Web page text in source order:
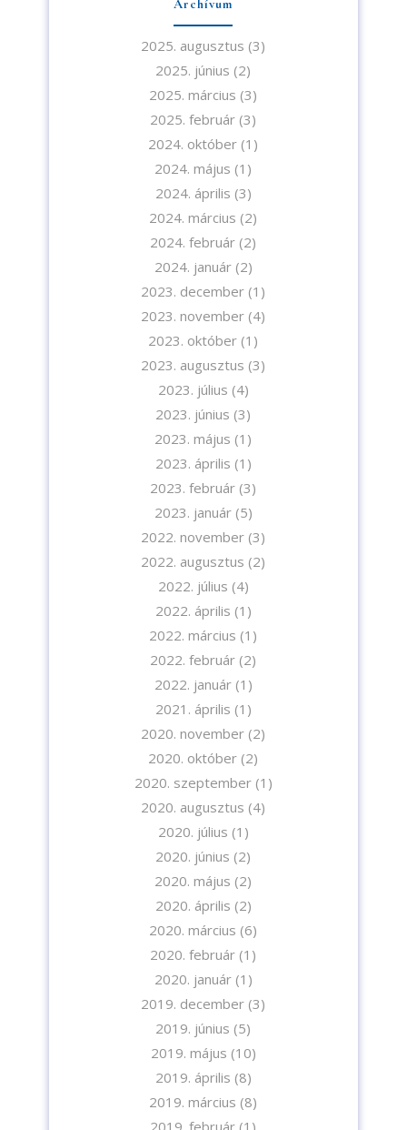
Archívum
2025. augusztus (3)
2025. június (2)
2025. március (3)
2025. február (3)
2024. október (1)
2024. május (1)
2024. április (3)
2024. március (2)
2024. február (2)
2024. január(2)
2023. december (1)
2023. november (4)
2023. október (1)
2023. augusztus (3)
2023. július (4)
2023. június (3)
2023. május (1)
2023. április (1)
2023. február (3)
2023. január(5)
2022. november (3)
2022. augusztus (2)
2022. július (4)
2022. április (1)
2022. március (1)
2022. február (2)
2022. január(1)
2021. április (1)
2020. november (2)
2020. október (2)
2020. szeptember(1)
2020. augusztus (4)
2020. július (1)
2020. június (2)
2020. május (2)
2020. április (2)
2020. március (6)
2020. február (1)
2020. január(1)
2019. december (3)
2019. június (5)
2019. május (10)
2019. április (8)
2019. március (8)
Iratkozzon fel hírlevelünkre!
A feliratkozással elfogadja az adatvédelmi tájékoztatónkat. Elolvasom
Adatvédelmi tájékoztatót.
Feliratkozom